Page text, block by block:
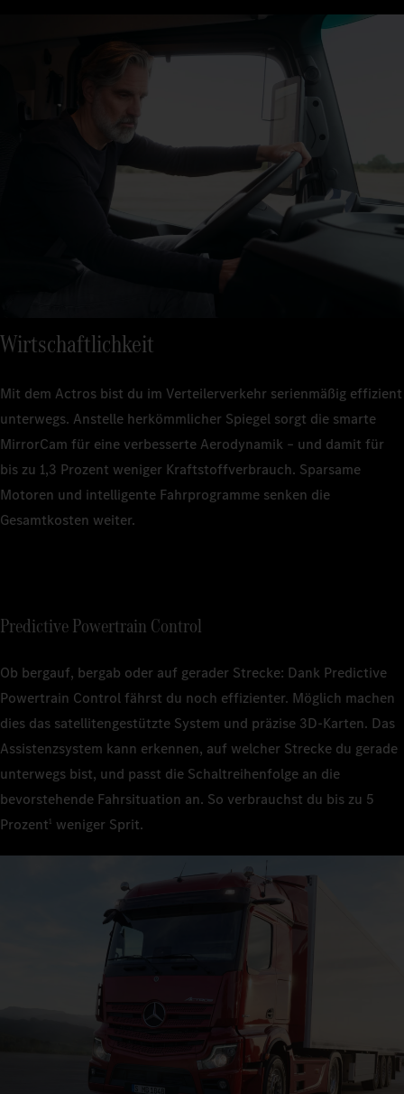
Wirtschaftlichkeit
Mit dem Actros bist du im Verteilerverkehr serienmäßig effizient
unterwegs. Anstelle herkömmlicher Spiegel sorgt die smarte
MirrorCam für eine verbesserte Aerodynamik – und damit für
bis zu 1,3 Prozent weniger Kraftstoffverbrauch. Sparsame
Motoren und intelligente Fahrprogramme senken die
Gesamtkosten weiter.
Predictive Powertrain Control
Ob bergauf, bergab oder auf gerader Strecke: Dank Predictive
Powertrain Control fährst du noch effizienter. Möglich machen
dies das satellitengestützte System und präzise 3D‑Karten. Das
Assistenzsystem kann erkennen, auf welcher Strecke du gerade
unterwegs bist, und passt die Schaltreihenfolge an die
bevorstehende Fahrsituation an. So verbrauchst du bis zu 5
Prozent1 weniger Sprit.